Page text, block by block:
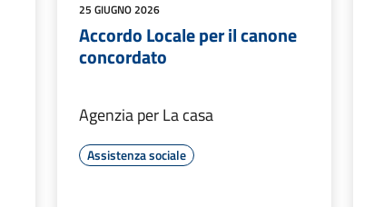
25 GIUGNO 2026
Accordo Locale per il canone
concordato
Agenzia per La casa
Assistenza sociale